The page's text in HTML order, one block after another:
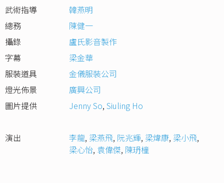
武術指導
韓燕明
總務
陳健一
攝錄
盧氏影音製作
字幕
梁金華
服裝道具
金儀服裝公司
燈光佈景
廣興公司
圖片提供
Jenny So,Siuling Ho
演出 李龍, 梁燕飛, 阮兆輝, 梁煒康, 梁小飛,
梁心怡, 袁偉傑, 陳玬橦